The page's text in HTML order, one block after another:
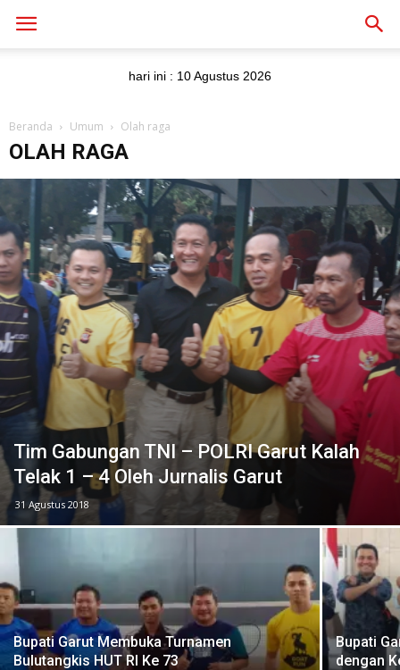
hari ini : 10 Agustus 2026
Beranda Umum Olah raga
OLAH RAGA
Tim Gabungan TNI – POLRI Garut Kalah
Telak 1 – 4 Oleh Jurnalis Garut
31 Agustus 2018
Bupati Garut Membuka Turnamen
Bulutangkis HUT RI Ke 73
Bupati
dengan